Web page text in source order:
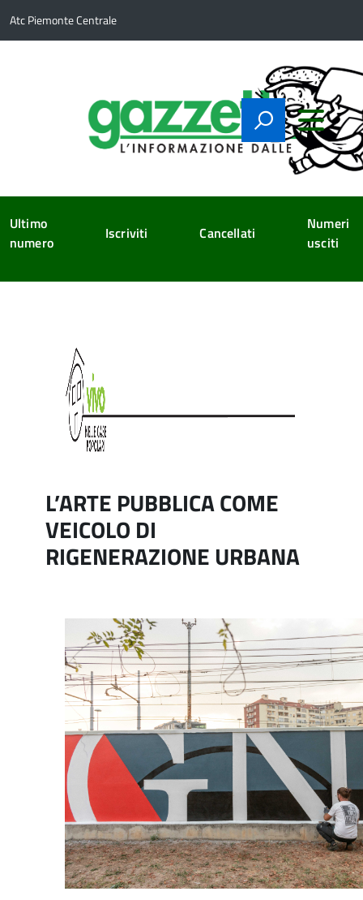
Atc Piemonte Centrale
Ultimo
numero
Iscriviti Cancellati
Numeri
usciti
L’ARTE PUBBLICA COME
VEICOLO DI
RIGENERAZIONE URBANA